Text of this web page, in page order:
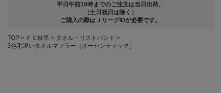
平日午前10時までのご注文は当日出荷。
（土日祝日は除く）
ご購入の際はＪリーグIDが必要です。
TOP ＦＣ岐阜
タオル・リストバンド
3色毛違いタオルマフラー（オーセンティック）